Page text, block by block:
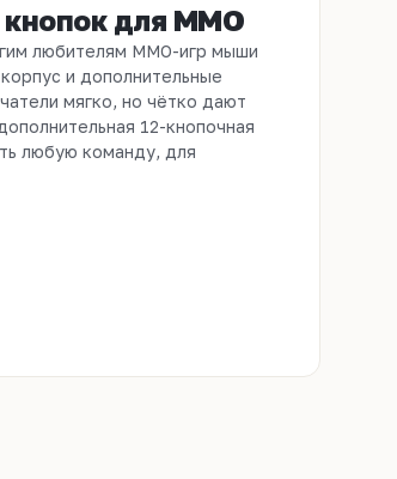
для MMO
любителям MMO-игр мыши
и дополнительные
мягко, но чётко дают
12-кнопочная
любую команду, для